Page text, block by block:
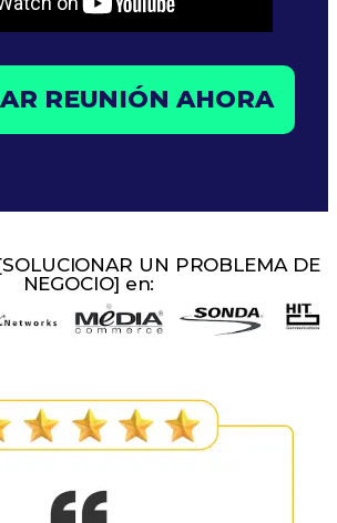
REUNIÓN AHORA
UN PROBLEMA DE
NEGOCIO] en: